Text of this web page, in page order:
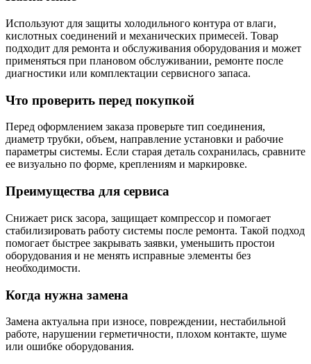
Используют для защиты холодильного контура от влаги,
кислотных соединений и механических примесей. Товар
подходит для ремонта и обслуживания оборудования и может
применяться при плановом обслуживании, ремонте после
диагностики или комплектации сервисного запаса.
Что проверить перед покупкой
Перед оформлением заказа проверьте тип соединения,
диаметр трубки, объем, направление установки и рабочие
параметры системы. Если старая деталь сохранилась, сравните
ее визуально по форме, креплениям и маркировке.
Преимущества для сервиса
Снижает риск засора, защищает компрессор и помогает
стабилизировать работу системы после ремонта. Такой подход
помогает быстрее закрывать заявки, уменьшить простои
оборудования и не менять исправные элементы без
необходимости.
Когда нужна замена
Замена актуальна при износе, повреждении, нестабильной
работе, нарушении герметичности, плохом контакте, шуме
или ошибке оборудования.